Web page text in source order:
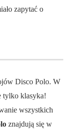
zapytać o
Disco Polo. W
tylko klasyka!
wszystkich
znajdują się w